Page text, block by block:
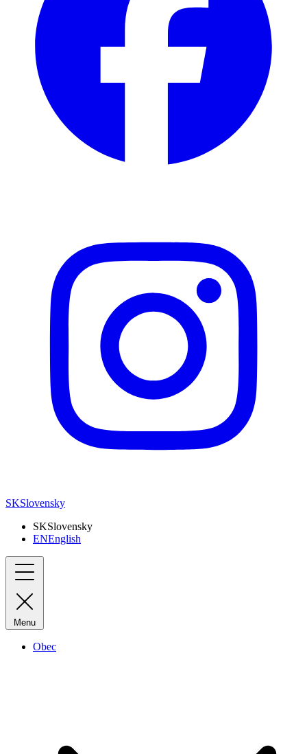
SKSlovensky
SKSlovensky
ENEnglish
Menu
Obec